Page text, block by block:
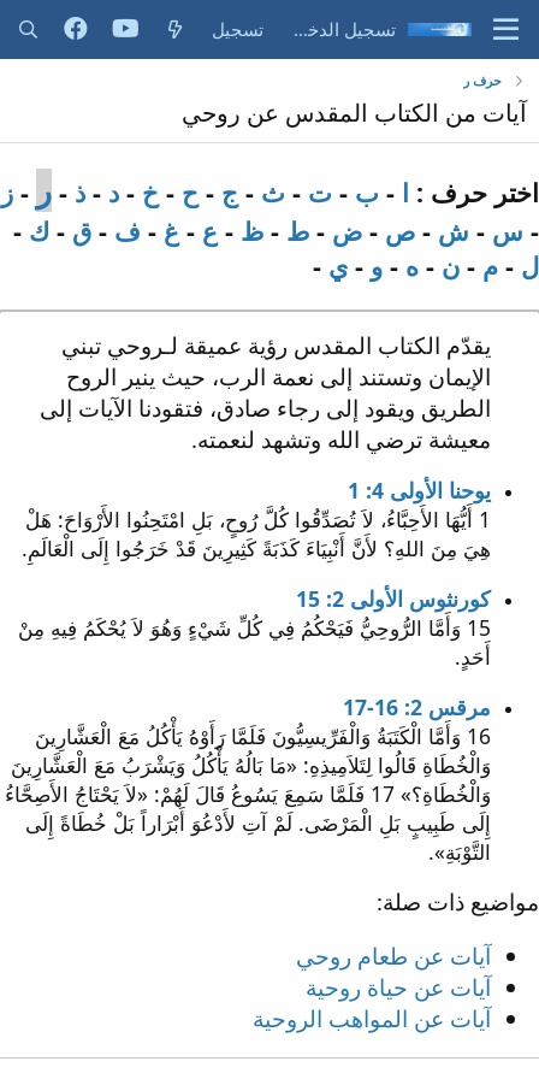
تسجيل الدخول تسجيل
حرف ر
آيات من الكتاب المقدس عن روحي
اختر حرف : ا - ب - ت - ث - ج - ح - خ - د - ذ - ر - ز
- س - ش - ص - ض - ط - ظ - ع - غ - ف - ق - ك -
ل - م - ن - ه - و - ي -
يقدّم الكتاب المقدس رؤية عميقة لـروحي تبني
الإيمان وتستند إلى نعمة الرب، حيث ينير الروح
الطريق ويقود إلى رجاء صادق، فتقودنا الآيات إلى
معيشة ترضي الله وتشهد لنعمته.
يوحنا الأولى 4: 1
1 أَيُّهَا الأَحِبَّاءُ، لاَ تُصَدِّقُوا كُلَّ رُوحٍ، بَلِ امْتَحِنُوا الأَرْوَاحَ: هَلْ
هِيَ مِنَ اللهِ؟ لأَنَّ أَنْبِيَاءَ كَذَبَةً كَثِيرِينَ قَدْ خَرَجُوا إِلَى الْعَالَمِ.
كورنثوس الأولى 2: 15
15 وَأَمَّا الرُّوحِيُّ فَيَحْكُمُ فِي كُلِّ شَيْءٍ وَهُوَ لاَ يُحْكَمُ فِيهِ مِنْ
أَحَدٍ.
مرقس 2: 16-17
16 وَأَمَّا الْكَتَبَةُ وَالْفَرِّيسِيُّونَ فَلَمَّا رَأَوْهُ يَأْكُلُ مَعَ الْعَشَّارِينَ
وَالْخُطَاةِ قَالُوا لِتَلاَمِيذِهِ: «مَا بَالُهُ يَأْكُلُ وَيَشْرَبُ مَعَ الْعَشَّارِينَ
وَالْخُطَاةِ؟» 17 فَلَمَّا سَمِعَ يَسُوعُ قَالَ لَهُمْ: «لاَ يَحْتَاجُ الأَصِحَّاءُ
إِلَى طَبِيبٍ بَلِ الْمَرْضَى. لَمْ آتِ لأَدْعُوَ أَبْرَاراً بَلْ خُطَاةً إِلَى
التَّوْبَةِ».
مواضيع ذات صلة:
آيات عن طعام روحي
آيات عن حياة روحية
آيات عن المواهب الروحية